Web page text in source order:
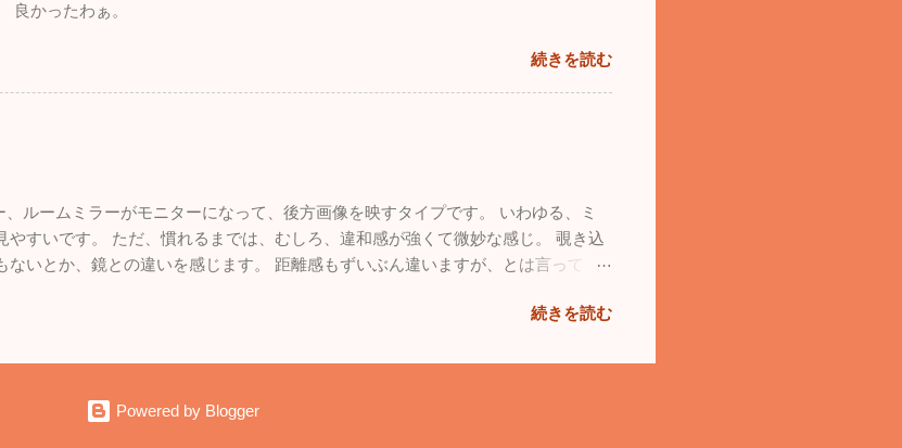
良かったわぁ。
続きを読む
ルームミラーがモニターになって、後方画像を映すタイプです。 いわゆる、ミ
やすいです。 ただ、慣れるまでは、むしろ、違和感が強くて微妙な感じ。 覗き込
いとか、鏡との違いを感じます。 距離感もずいぶん違いますが、とは言って
続きを読む
Powered by Blogger